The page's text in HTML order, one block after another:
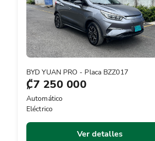
BYD YUAN PRO - Placa BZZ017
₡7 250 000
Automático
Eléctrico
Ver detalles